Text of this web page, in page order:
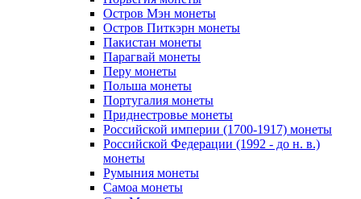
Остров Мэн монеты
Остров Питкэрн монеты
Пакистан монеты
Парагвай монеты
Перу монеты
Польша монеты
Португалия монеты
Приднестровье монеты
Российской империи (1700-1917) монеты
Российской Федерации (1992 - до н. в.)
монеты
Румыния монеты
Самоа монеты